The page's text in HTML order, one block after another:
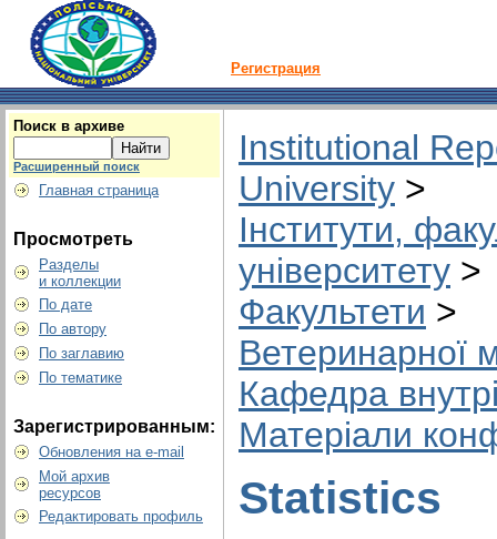
Регистрация
Поиск в архиве
Расширенный поиск
Главная страница
Просмотреть
Разделы
и коллекции
По дате
По автору
По заглавию
По тематике
Зарегистрированным:
Обновления на e-mail
Мой архив
ресурсов
Редактировать профиль
Institutional
University >
Інститути,
університету >
Факультети >
Ветеринарної
Кафедра
Матеріали
Statistics